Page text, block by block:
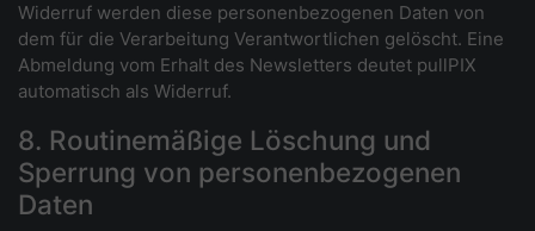
Widerruf werden diese personenbezogenen Daten von
dem für die Verarbeitung Verantwortlichen gelöscht. Eine
Abmeldung vom Erhalt des Newsletters deutet pullPIX
automatisch als Widerruf.
8. Routinemäßige Löschung und
Sperrung von personenbezogenen
Daten